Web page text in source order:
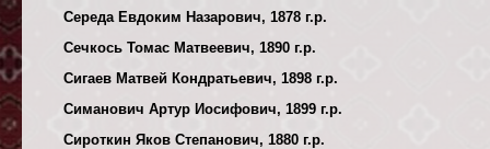
Середа Евдоким Назарович, 1878 г.р.
Сечкось Томас Матвеевич, 1890 г.р.
Сигаев Матвей Кондратьевич, 1898 г.р.
Симанович Артур Иосифович, 1899 г.р.
Сироткин Яков Степанович, 1880 г.р.